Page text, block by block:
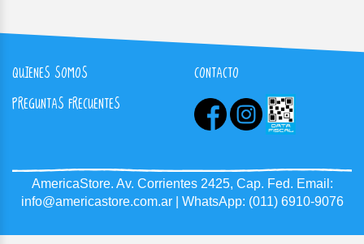
QUIENES SOMOS CONTACTO
PREGUNTAS FRECUENTES
AmericaStore. Av. Corrientes 2425, Cap. Fed. Email:
info@americastore.com.ar
| WhatsApp: (011) 6910-9076